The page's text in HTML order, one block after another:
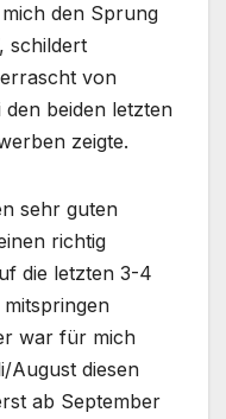
den Sprung
schildert
von
beiden letzten
zeigte.
sehr guten
richtig
die letzten 3-4
war für mich
August diesen
ab September